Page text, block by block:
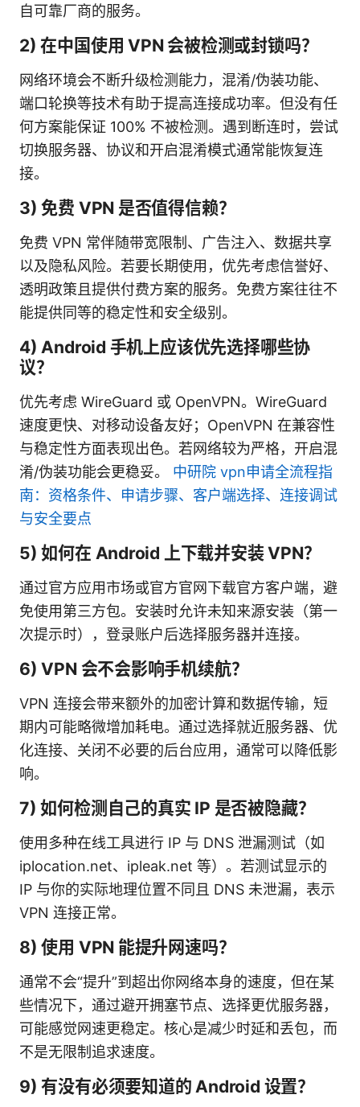
自可靠厂商的服务。
2) 在中国使用 VPN 会被检测或封锁吗？
网络环境会不断升级检测能力，混淆/伪装功能、
端口轮换等技术有助于提高连接成功率。但没有任
何方案能保证 100% 不被检测。遇到断连时，尝试
切换服务器、协议和开启混淆模式通常能恢复连
接。
3) 免费 VPN 是否值得信赖？
免费 VPN 常伴随带宽限制、广告注入、数据共享
以及隐私风险。若要长期使用，优先考虑信誉好、
透明政策且提供付费方案的服务。免费方案往往不
能提供同等的稳定性和安全级别。
4) Android 手机上应该优先选择哪些协
议？
优先考虑 WireGuard 或 OpenVPN。WireGuard
速度更快、对移动设备友好；OpenVPN 在兼容性
与稳定性方面表现出色。若网络较为严格，开启混
淆/伪装功能会更稳妥。 中研院 vpn申请全流程指
南：资格条件、申请步骤、客户端选择、连接调试
与安全要点
5) 如何在 Android 上下载并安装 VPN？
通过官方应用市场或官方官网下载官方客户端，避
免使用第三方包。安装时允许未知来源安装（第一
次提示时），登录账户后选择服务器并连接。
6) VPN 会不会影响手机续航？
VPN 连接会带来额外的加密计算和数据传输，短
期内可能略微增加耗电。通过选择就近服务器、优
化连接、关闭不必要的后台应用，通常可以降低影
响。
7) 如何检测自己的真实 IP 是否被隐藏？
使用多种在线工具进行 IP 与 DNS 泄漏测试（如
iplocation.net、ipleak.net 等）。若测试显示的
IP 与你的实际地理位置不同且 DNS 未泄漏，表示
VPN 连接正常。
8) 使用 VPN 能提升网速吗？
通常不会“提升”到超出你网络本身的速度，但在某
些情况下，通过避开拥塞节点、选择更优服务器，
可能感觉网速更稳定。核心是减少时延和丢包，而
不是无限制追求速度。
9) 有没有必须要知道的 Android 设置？